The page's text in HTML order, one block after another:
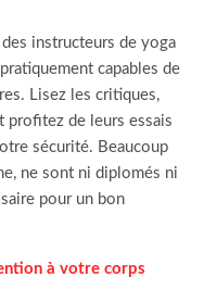
instructeurs de yoga
capables de
Lisez les critiques,
profitez de leurs essais
sécurité. Beaucoup
ne sont ni diplomés ni
pour un bon
à votre corps